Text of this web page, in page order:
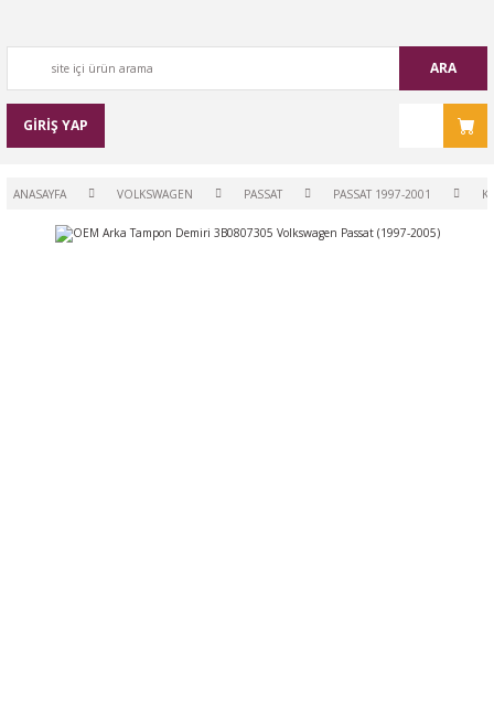
ARA
GİRİŞ YAP
ANASAYFA VOLKSWAGEN PASSAT PASSAT 1997-2001